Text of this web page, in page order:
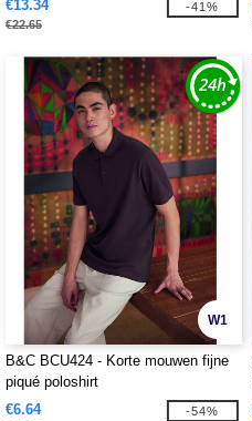
€13.34
€22.65
-41%
W1
B&C BCU424 - Korte mouwen fijne
piqué poloshirt
€6.64
-54%